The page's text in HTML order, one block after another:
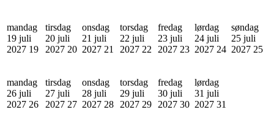
mandag
19 juli
2027 19
tirsdag
20 juli
2027 20
onsdag
21 juli
2027 21
torsdag
22 juli
2027 22
fredag
23 juli
2027 23
lørdag
24 juli
2027 24
søndag
25 juli
2027 25
mandag
26 juli
2027 26
tirsdag
27 juli
2027 27
onsdag
28 juli
2027 28
torsdag
29 juli
2027 29
fredag
30 juli
2027 30
lørdag
31 juli
2027 31